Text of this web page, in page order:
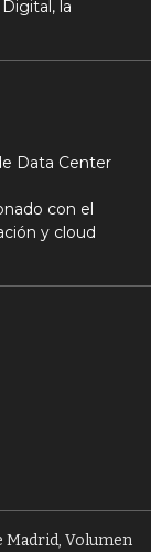
la
Data Center
con el
y cloud
Madrid, Volumen